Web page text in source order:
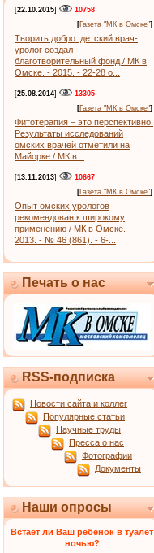
[22.10.2015]
10758
[Газета "МК в Омске"]
Творить добро: детский врач-
уролог создал
благотворительный фонд / МК в
Омске. - 2015. - 22-28 о...
[25.08.2014]
13305
[Газета "МК в Омске"]
Фитотерапия – это перспективно!
Результаты исследований
омских врачей отметили на
Майорке / МК в...
[13.11.2013]
10667
[Газета "МК в Омске"]
Опыт омских урологов
рекомендован к широкому
применению / МК в Омске. -
2013. - № 46 (861). - 6-...
Печать о нас
RSS-подписка
Новости сайта и коллег
Популярные статьи
Научные труды
Пресса о нас
Фотографии
Документы
Наши опросы
Встаёт ли Ваш ребёнок в туалет
ночью?